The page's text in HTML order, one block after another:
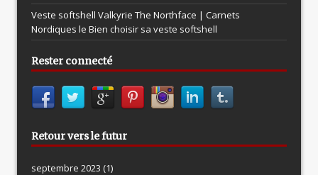
Veste softshell Valkyrie The Northface | Carnets
Nordiques le Bien choisir sa veste softshell
Rester connecté
Retour vers le futur
septembre 2023 (1)